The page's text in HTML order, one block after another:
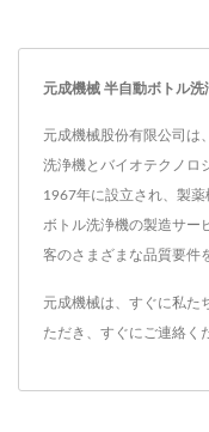
元成機械 半自動ボトル
元成機械股份有限公司は
洗浄機とバイオテクノロ
1967年に設立され、製
ボトル洗浄機の製造サー
客のさまざまな品質要件
元成機械は、すぐに私た
ただき、 すぐにご連絡く